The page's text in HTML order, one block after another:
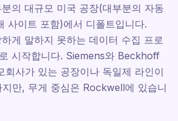
의 대규모 미국 공장(대부분의 자동
사이트 포함)에서 디폴트입니다.
게 말하지 못하는 데이터 수집 프로
시작합니다. Siemens와 Beckhoff
회사가 있는 공장이나 독일제 라인이
만, 무게 중심은 Rockwell에 있습니